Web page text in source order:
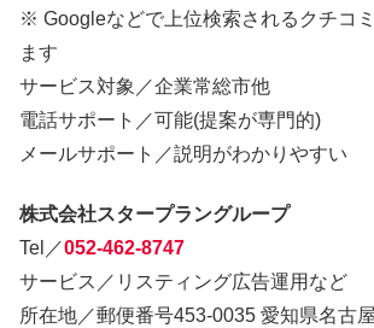
※ Googleなどで上位検索されるクチコ
ます
サービス対象／企業常総市他
電話サポート／可能(提案が専門的)
メールサポート／説明がわかりやすい
株式会社スタープラングループ
Tel／052-462-8747
サービス／リスティング広告運用など
所在地／郵便番号453-0035 愛知県名古